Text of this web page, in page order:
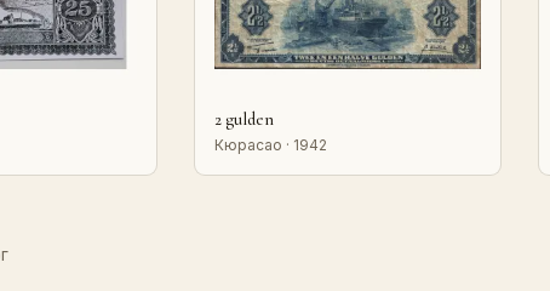
2 gulden
Кюрасао · 1942